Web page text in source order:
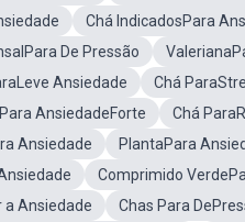
Chá IndicadosPara
De Pressão
Ansiedade Chá
AnsiedadeForte Chá
Ansiedade PlantaPara
Comprimido
a Ansiedade Chas Para